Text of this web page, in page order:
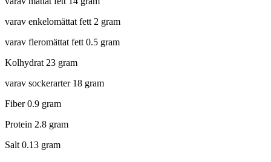
varav enkelomättat fett 2 gram
varav fleromättat fett 0.5 gram
Kolhydrat 23 gram
varav sockerarter 18 gram
Fiber 0.9 gram
Protein 2.8 gram
Salt 0.13 gram